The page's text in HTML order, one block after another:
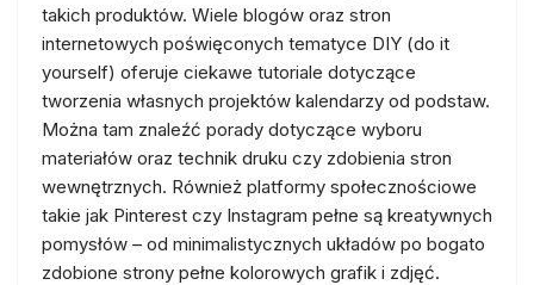
takich produktów. Wiele blogów oraz stron
internetowych poświęconych tematyce DIY (do it
yourself) oferuje ciekawe tutoriale dotyczące
tworzenia własnych projektów kalendarzy od podstaw.
Można tam znaleźć porady dotyczące wyboru
materiałów oraz technik druku czy zdobienia stron
wewnętrznych. Również platformy społecznościowe
takie jak Pinterest czy Instagram pełne są kreatywnych
pomysłów – od minimalistycznych układów po bogato
zdobione strony pełne kolorowych grafik i zdjęć.